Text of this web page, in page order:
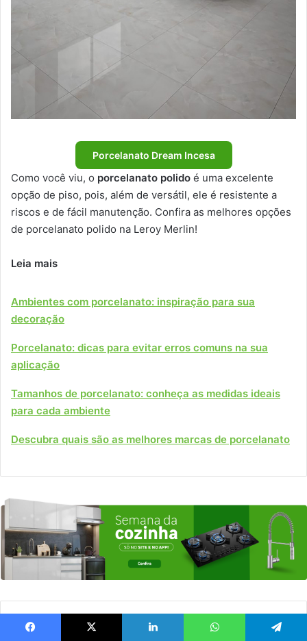
Porcelanato Dream Incesa
Como você viu, o porcelanato polido é uma excelente
opção de piso, pois, além de versátil, ele é resistente a
riscos e de fácil manutenção. Confira as melhores opções
de porcelanato polido na Leroy Merlin!
Leia mais
Ambientes com porcelanato: inspiração para sua
decoração
Porcelanato: dicas para evitar erros comuns na sua
aplicação
Tamanhos de porcelanato: conheça as medidas ideais
para cada ambiente
Descubra quais são as melhores marcas de porcelanato
Artigos relacionados